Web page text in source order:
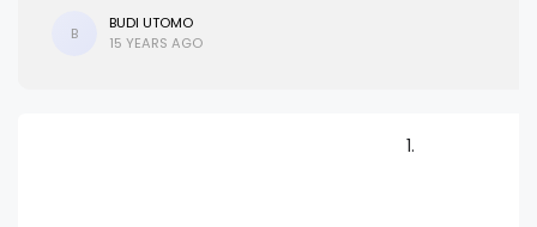
B
BUDI UTOMO
15 YEARS AGO
1.